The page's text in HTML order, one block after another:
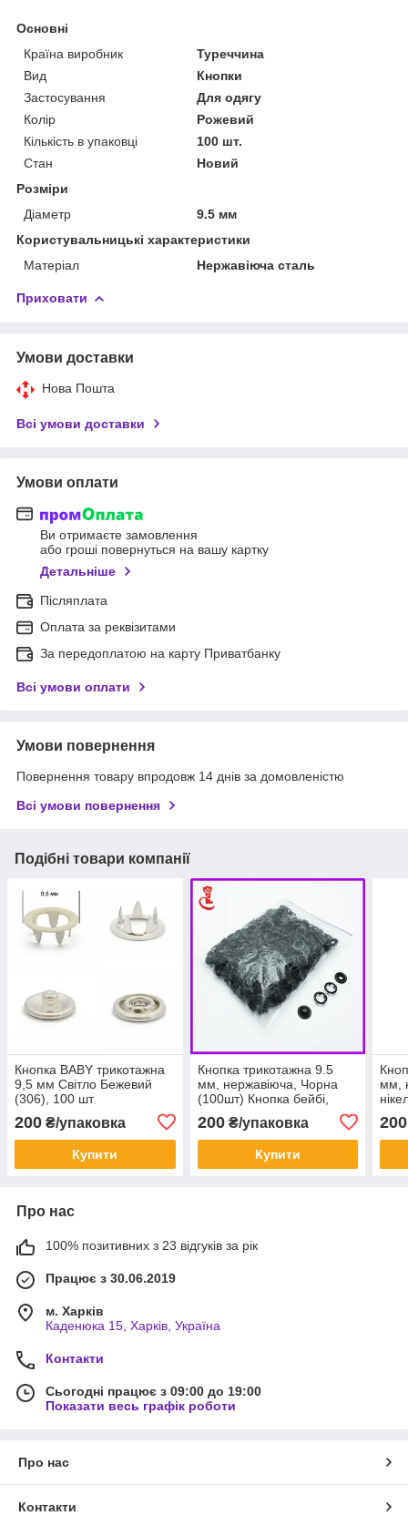
Основні
Країна виробник
Туреччина
Вид
Кнопки
Застосування
Для одягу
Колір
Рожевий
Кількість в упаковці
100 шт.
Стан
Новий
Розміри
Діаметр
9.5 мм
Користувальницькі характеристики
Матеріал
Нержавіюча сталь
Приховати
Умови доставки
Нова Пошта
Всі умови доставки
Умови оплати
Ви отримаєте замовлення
або гроші повернуться на вашу картку
Детальніше
Післяплата
Оплата за реквізитами
За передоплатою на карту Приватбанку
Всі умови оплати
Умови повернення
Повернення товару впродовж 14 днів за домовленістю
Всі умови повернення
Подібні товари компанії
Кнопка BABY трикотажна
9,5 мм Світло Бежевий
(306), 100 шт
200 ₴/упаковка
Купити
Кнопка трикотажна 9.5
мм, нержавіюча, Чорна
(100шт) Кнопка бейбі,
200₴/упаковка
Купити
мм,
200
Про нас
100% позитивних з 23 відгуків за рік
Працює з 30.06.2019
м. Харків
Каденюка 15, Харків, Україна
Контакти
Сьогодні працює з 09:00 до 19:00
Показати весь графік роботи
Про нас
Контакти